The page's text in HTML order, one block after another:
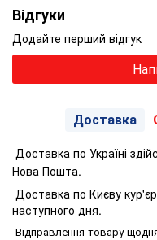
Відгуки
Додайте перший відгук
Доставка
Доставка по Україні
Нова Пошта.
Доставка по Києву
наступного дня.
Відправлення товару